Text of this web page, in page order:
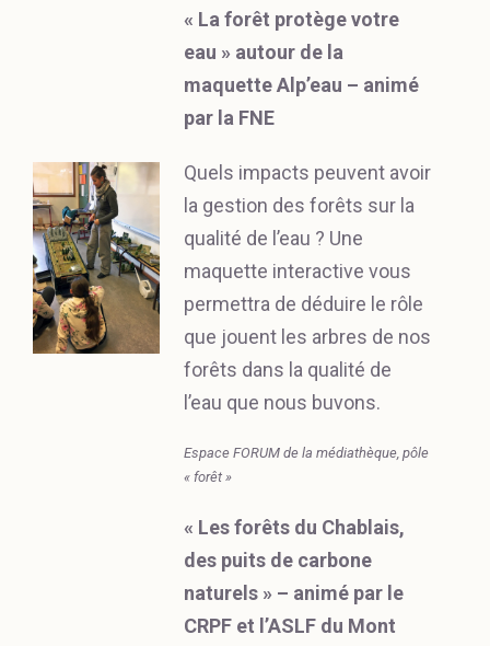
« La forêt protège votre
eau » autour de la
maquette Alp’eau – animé
par la FNE
Quels impacts peuvent avoir
la gestion des forêts sur la
qualité de l’eau ? Une
maquette interactive vous
permettra de déduire le rôle
que jouent les arbres de nos
forêts dans la qualité de
l’eau que nous buvons.
Espace FORUM de la médiathèque, pôle
« forêt »
« Les forêts du Chablais,
des puits de carbone
naturels » – animé par le
CRPF et l’ASLF du Mont